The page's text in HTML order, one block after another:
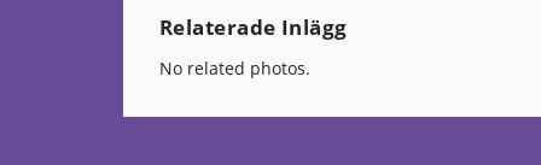
Relaterade Inlägg
No related photos.